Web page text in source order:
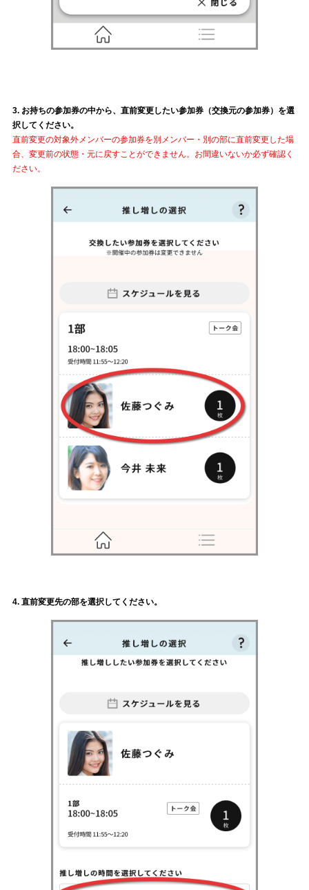
3. お持ちの参加券の中から、直前変更したい参加券（交換元の参加券）を選
択してください。
直前変更の対象外メンバーの参加券を別メンバー・別の部に直前変更した場
合、変更前の状態・元に戻すことができません。お間違いないか必ず確認く
ださい。
4. 直前変更先の部を選択してください。